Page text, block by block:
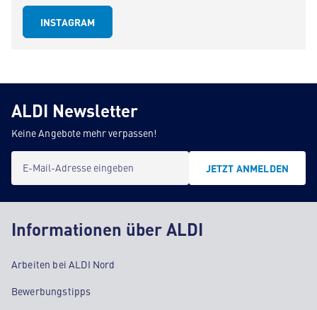
INSTAGRAM
ALDI Newsletter
Keine Angebote mehr verpassen!
E-Mail-Adresse eingeben JETZT ANMELDEN
Informationen über ALDI
Arbeiten bei ALDI Nord
Bewerbungstipps